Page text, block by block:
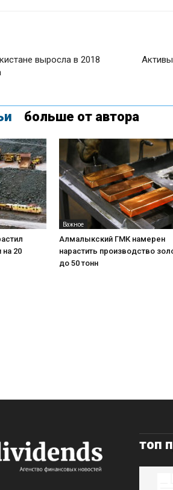
выросла в 2018
больше от автора
на 20
Важное
Алмалыкский ГМК намерен
нарастить производство
до 50 тонн
топ